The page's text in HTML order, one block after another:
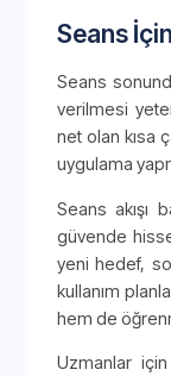
Seans
Seans
verilmesi
net olan kısa
uygulama
Seans akışı
güvende
yeni hedef,
kullanım
hem de
Uzmanlar için